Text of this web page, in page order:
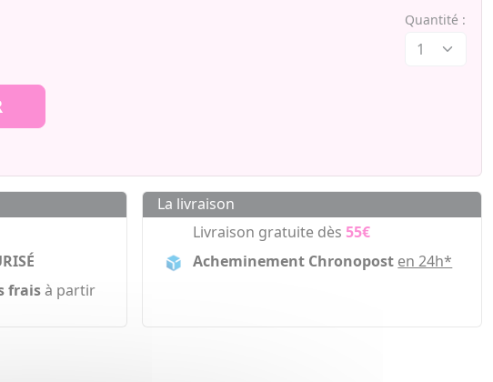
Quantité :
fraisà partir
La livraison
Livraison gratuite dès55€
Acheminement Chronopost en 24h*